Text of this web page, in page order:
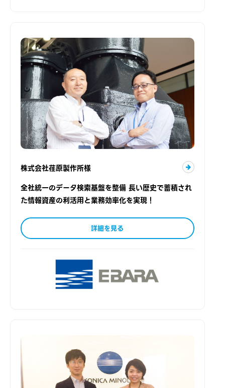
株式会社荏原製作所様
全社統一のデータ検索基盤を整備 長い歴史で蓄積され
た情報資産の利活用と業務効率化を実現！
詳細を見る